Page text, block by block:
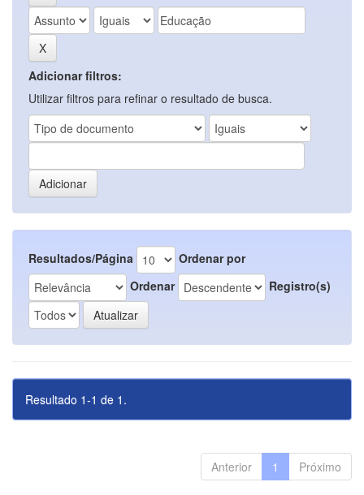
Adicionar filtros:
Utilizar filtros para refinar o resultado de busca.
Resultados/Página
Ordenar por
Ordenar
Registro(s)
Resultado 1-1 de 1.
Anterior 1 Próximo